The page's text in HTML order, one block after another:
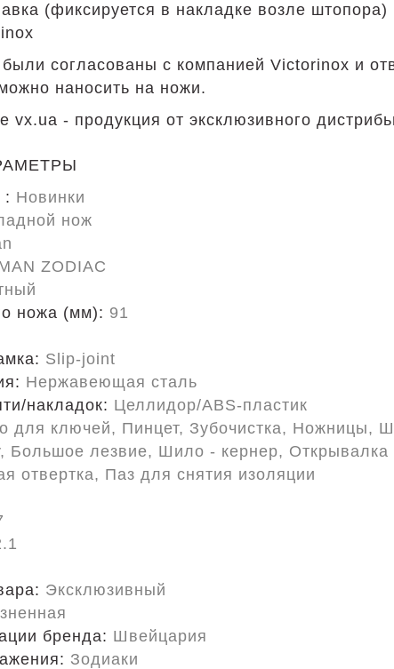
(фиксируется в накладке возле штопора)
согласованы с компанией Victorinox и
наносить на ножи.
vx.ua - продукция от эксклюзивного
: Новинки
нож
ZODIAC
ножа (мм): 91
Slip-joint
Нержавеющая сталь
накладок: Целлидор/ABS-пластик
для ключей, Пинцет, Зубочистка, Ножницы,
Большое лезвие, Шило - кернер,
отвертка, Паз для снятия изоляции
Эксклюзивный
бренда: Швейцария
Зодиаки